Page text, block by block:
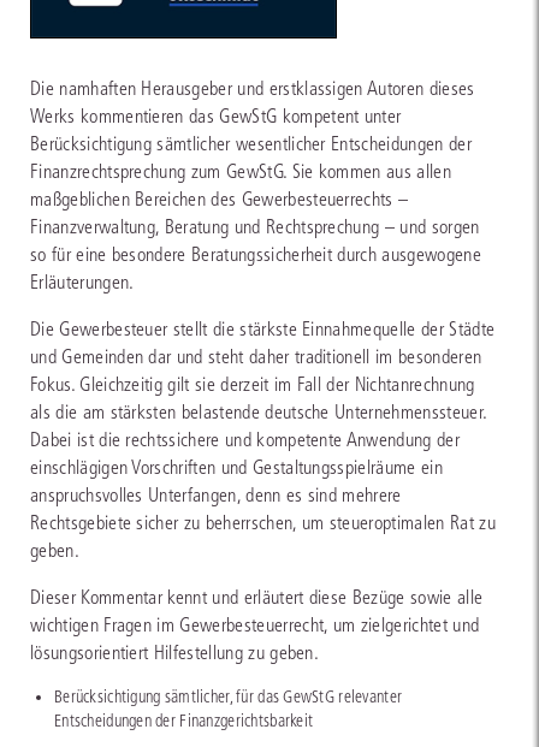
Die namhaften Herausgeber und erstklassigen Autoren dieses
Werks kommentieren das GewStG kompetent unter
Berücksichtigung sämtlicher wesentlicher Entscheidungen der
Finanzrechtsprechung zum GewStG. Sie kommen aus allen
maßgeblichen Bereichen des Gewerbesteuerrechts –
Finanzverwaltung, Beratung und Rechtsprechung – und sorgen
so für eine besondere Beratungssicherheit durch ausgewogene
Erläuterungen.
Die Gewerbesteuer stellt die stärkste Einnahmequelle der Städte
und Gemeinden dar und steht daher traditionell im besonderen
Fokus. Gleichzeitig gilt sie derzeit im Fall der Nichtanrechnung
als die am stärksten belastende deutsche Unternehmenssteuer.
Dabei ist die rechtssichere und kompetente Anwendung der
einschlägigen Vorschriften und Gestaltungsspielräume ein
anspruchsvolles Unterfangen, denn es sind mehrere
Rechtsgebiete sicher zu beherrschen, um steueroptimalen Rat zu
geben.
Dieser Kommentar kennt und erläutert diese Bezüge sowie alle
wichtigen Fragen im Gewerbesteuerrecht, um zielgerichtet und
lösungsorientiert Hilfestellung zu geben.
Berücksichtigung sämtlicher, für das GewStG relevanter
Entscheidungen der Finanzgerichtsbarkeit